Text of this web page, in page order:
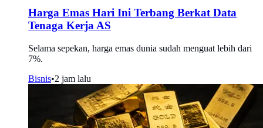
Harga Emas Hari Ini Terbang Berkat Data
Tenaga Kerja AS
Selama sepekan, harga emas dunia sudah menguat lebih dari
7%.
Bisnis•2 jam lalu